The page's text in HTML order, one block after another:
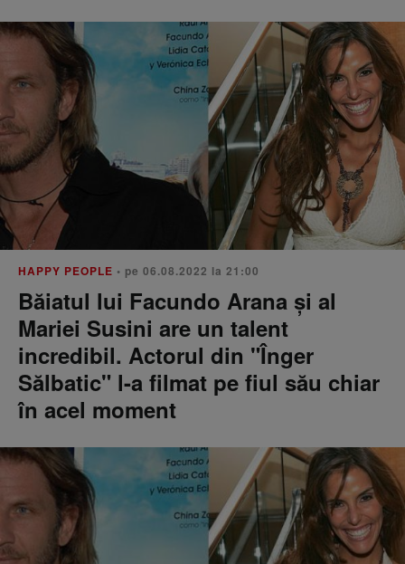
HAPPY PEOPLE • pe 06.08.2022 la 21:00
Băiatul lui Facundo Arana și al
Mariei Susini are un talent
incredibil. Actorul din "Înger
Sălbatic" l-a filmat pe fiul său chiar
în acel moment